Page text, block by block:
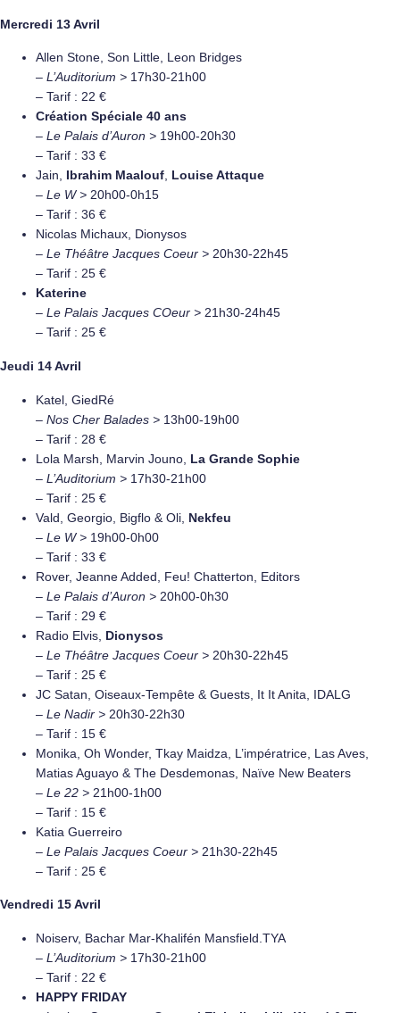
Mercredi 13 Avril
Allen Stone, Son Little, Leon Bridges
– L’Auditorium > 17h30-21h00
– Tarif : 22 €
Création Spéciale 40 ans
– Le Palais d’Auron > 19h00-20h30
– Tarif : 33 €
Jain, Ibrahim Maalouf, Louise Attaque
– Le W > 20h00-0h15
– Tarif : 36 €
Nicolas Michaux, Dionysos
– Le Théâtre Jacques Coeur > 20h30-22h45
– Tarif : 25 €
Katerine
– Le Palais Jacques COeur > 21h30-24h45
– Tarif : 25 €
Jeudi 14 Avril
Katel, GiedRé
– Nos Cher Balades > 13h00-19h00
– Tarif : 28 €
Lola Marsh, Marvin Jouno, La Grande Sophie
– L’Auditorium > 17h30-21h00
– Tarif : 25 €
Vald, Georgio, Bigflo & Oli, Nekfeu
– Le W > 19h00-0h00
– Tarif : 33 €
Rover, Jeanne Added, Feu! Chatterton, Editors
– Le Palais d’Auron > 20h00-0h30
– Tarif : 29 €
Radio Elvis, Dionysos
– Le Théâtre Jacques Coeur > 20h30-22h45
– Tarif : 25 €
JC Satan, Oiseaux-Tempête & Guests, It It Anita, IDALG
– Le Nadir > 20h30-22h30
– Tarif : 15 €
Monika, Oh Wonder, Tkay Maidza, L’impératrice, Las Aves,
Matias Aguayo & The Desdemonas, Naïve New Beaters
– Le 22 > 21h00-1h00
– Tarif : 15 €
Katia Guerreiro
– Le Palais Jacques Coeur > 21h30-22h45
– Tarif : 25 €
Vendredi 15 Avril
Noiserv, Bachar Mar-Khalifén Mansfield.TYA
– L’Auditorium > 17h30-21h00
– Tarif : 22 €
HAPPY FRIDAY